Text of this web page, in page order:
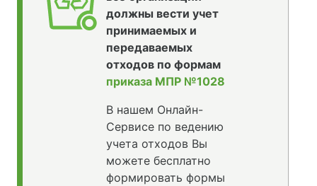
должны вести учет
принимаемых и
передаваемых
отходов по формам
приказа МПР №1028
В нашем Онлайн-
Сервисе по ведению
учета отходов Вы
можете бесплатно
формировать формы